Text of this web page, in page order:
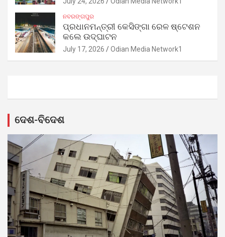
ନବରଙ୍ଗପୁର
ପ୍ରଧାନମନ୍ତ୍ରୀ କେସିଙ୍ଗା ରେଳ ଷ୍ଟେଶନ
କଲେ ଉଦ୍‌ଘାଟନ
July 17, 2026 Odian Media Network1
ଦେଶ-ବିଦେଶ